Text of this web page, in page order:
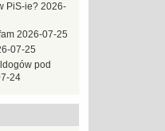
PiS-ie? 2026-
2026-07-25
07-25
pod
24